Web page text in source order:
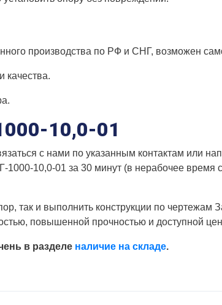
производства по РФ и СНГ, возможен
качества.
10,0-01
с нами по указанным контактам или
1000-10,0-01 за 30 минут (в нерабочее время
так и выполнить конструкции по чертежам
повышенной прочностью и доступной
в разделе наличие на складе.